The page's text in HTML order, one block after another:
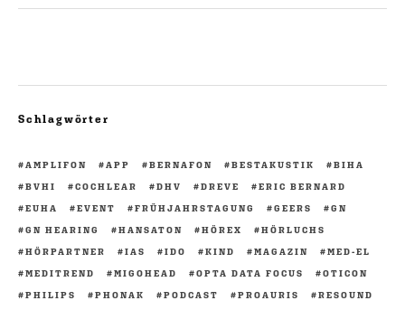
Schlagwörter
AMPLIFON APP BERNAFON BESTAKUSTIK
BIHA
BVHI
COCHLEAR DHV DREVE
ERIC BERNARD
EUHA
EVENT FRÜHJAHRSTAGUNG GEERS
GN
GN HEARING
HANSATON HÖREX
HÖRLUCHS
HÖRPARTNER
IAS IDO KIND MAGAZIN
MED-EL
MEDITREND
MIGOHEAD OPTA DATA FOCUS
OTICON
PHILIPS
PHONAK PODCAST PROAURIS
RESOUND